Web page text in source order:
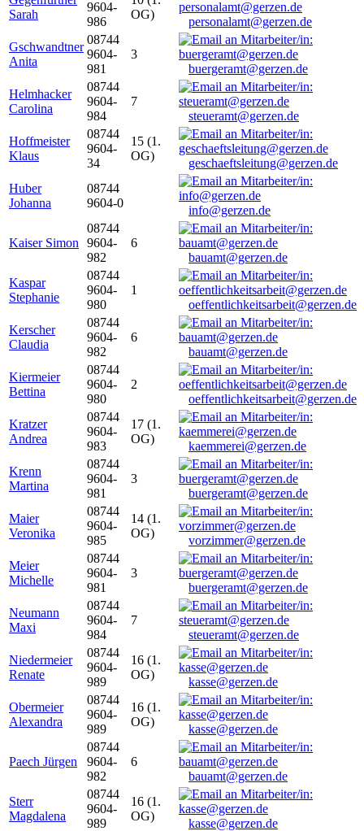
Sarah
9604-
986
OG)
personalamt@gerzen.de
Gschwandtner
Anita
08744
9604-
981
3
buergeramt@gerzen.de
Helmhacker
Carolina
08744
9604-
984
7
steueramt@gerzen.de
Hoffmeister
Klaus
08744
9604-
34
15 (1.
OG)
geschaeftsleitung@gerzen.de
Huber
Johanna
08744
9604-0
info@gerzen.de
Kaiser Simon
08744
9604-
982
6
bauamt@gerzen.de
Kaspar
Stephanie
08744
9604-
980
1
oeffentlichkeitsarbeit@gerzen.de
Kerscher
Claudia
08744
9604-
982
6
bauamt@gerzen.de
Kiermeier
Bettina
08744
9604-
980
2
oeffentlichkeitsarbeit@gerzen.de
Kratzer
Andrea
08744
9604-
983
17 (1.
OG)
kaemmerei@gerzen.de
Krenn
Martina
08744
9604-
981
3
buergeramt@gerzen.de
Maier
Veronika
08744
9604-
985
14 (1.
OG)
vorzimmer@gerzen.de
Meier
Michelle
08744
9604-
981
3
buergeramt@gerzen.de
Neumann
Maxi
08744
9604-
984
7
steueramt@gerzen.de
Niedermeier
Renate
08744
9604-
989
16 (1.
OG)
kasse@gerzen.de
Obermeier
Alexandra
08744
9604-
989
16 (1.
OG)
kasse@gerzen.de
Paech Jürgen
08744
9604-
982
6
bauamt@gerzen.de
Sterr
Magdalena
08744
9604-
989
16 (1.
OG)
kasse@gerzen.de